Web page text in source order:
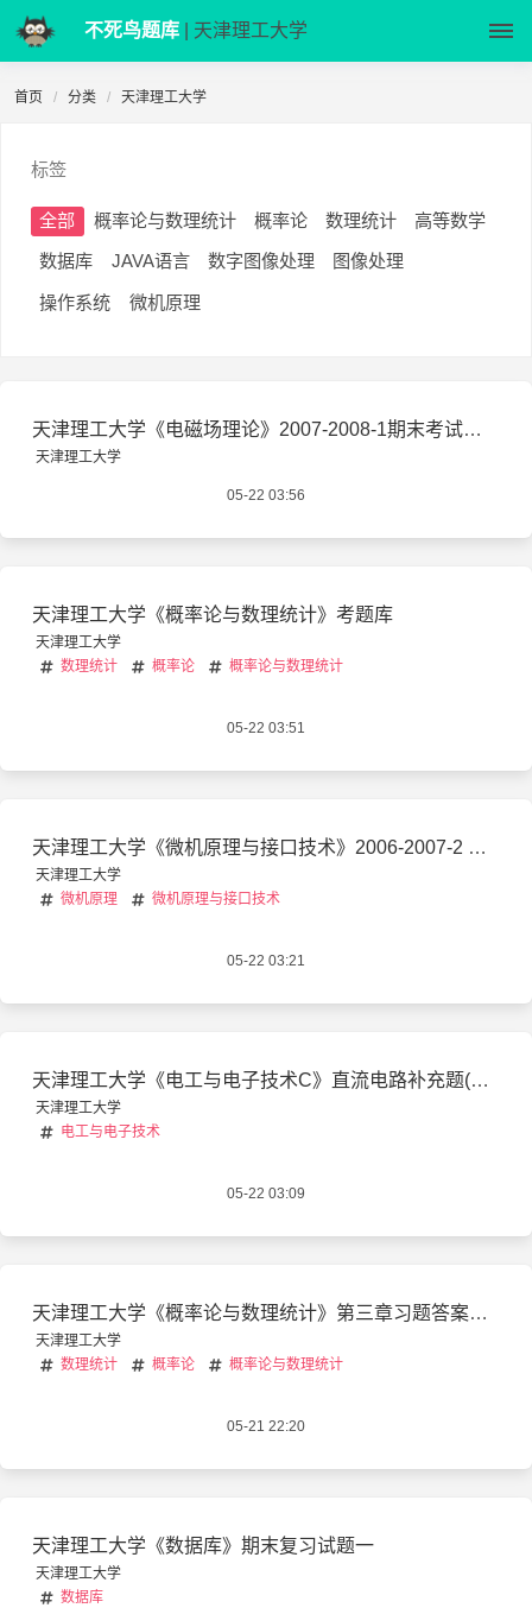
不死鸟题库 | 天津理工大学
首页 分类 天津理工大学
标签
全部 概率论与数理统计 概率论 数理统计 高等数学
数据库 JAVA语言 数字图像处理 图像处理
操作系统 微机原理
天津理工大学《电磁场理论》2007-2008-1期末考试试卷B
天津理工大学
05-22 03:56
天津理工大学《概率论与数理统计》考题库
天津理工大学
数理统计
概率论 概率论与数理统计
05-22 03:51
天津理工大学《微机原理与接口技术》2006-2007-2 期末试卷及答案
天津理工大学
微机原理
微机原理与接口技术
05-22 03:21
天津理工大学《电工与电子技术C》直流电路补充题(答案)
天津理工大学
电工与电子技术
05-22 03:09
天津理工大学《概率论与数理统计》第三章习题答案详解
天津理工大学
数理统计
概率论 概率论与数理统计
05-21 22:20
天津理工大学《数据库》期末复习试题一
天津理工大学
数据库